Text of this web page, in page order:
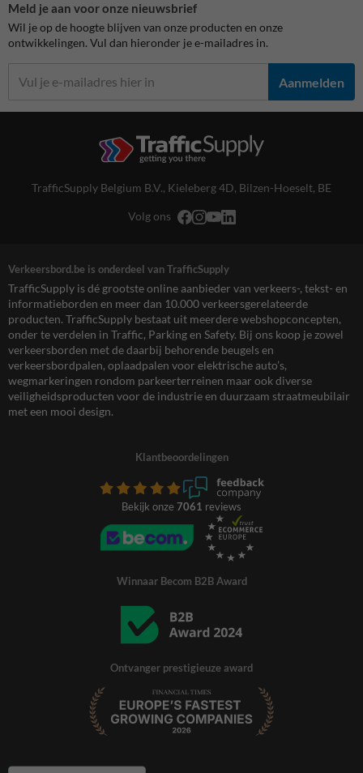
Meld je aan voor onze nieuwsbrief
Wil je op de hoogte blijven van onze producten en onze
ontwikkelingen. Vul dan hieronder je e-mailadres in.
Aanmelden
TrafficSupply Belgium B.V., Kieleberg 4D, Bilzen-Hoeselt, BE
Volg ons
Verkeersbord.be is onderdeel van TrafficSupply
TrafficSupply is dé grootste online aanbieder van verkeers-, tekst- en
informatieborden en meer dan 10.000 verkeersgerelateerde
producten. TrafficSupply bestaat uit meerdere webshopconcepten,
onder te verdelen in Traffic, Parking en Safety. Bij ons koop je zowel
verkeersborden met de daarbij behorende beugels en
verkeersbordpalen, oplaadpalen voor elektrische auto’s,
wegmarkeringen rondom parkeerterreinen maar ook diverse
veiligheidsproducten voor de industrie en duurzaam straatmeubilair
met een mooi design.
Klantbeoordelingen
Bekijk onze 7061 reviews
Winnaar Becom B2B Award
Ontvanger prestigieuze award